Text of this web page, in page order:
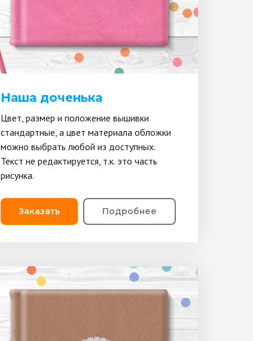
Наша доченька
Цвет, размер и положение вышивки
стандартные, а цвет материала обложки
можно выбрать любой из доступных.
Текст не редактируется, т.к. это часть
рисунка.
Заказать Подробнее